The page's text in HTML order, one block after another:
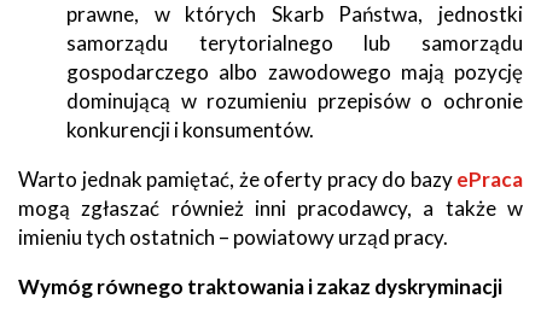
prawne, w których Skarb Państwa, jednostki
samorządu terytorialnego lub samorządu
gospodarczego albo zawodowego mają pozycję
dominującą w rozumieniu przepisów o ochronie
konkurencji i konsumentów.
Warto jednak pamiętać, że oferty pracy do bazyePraca
mogą zgłaszać również inni pracodawcy, a także w
imieniu tych ostatnich – powiatowy urząd pracy.
Wymóg równego traktowania i zakaz dyskryminacji